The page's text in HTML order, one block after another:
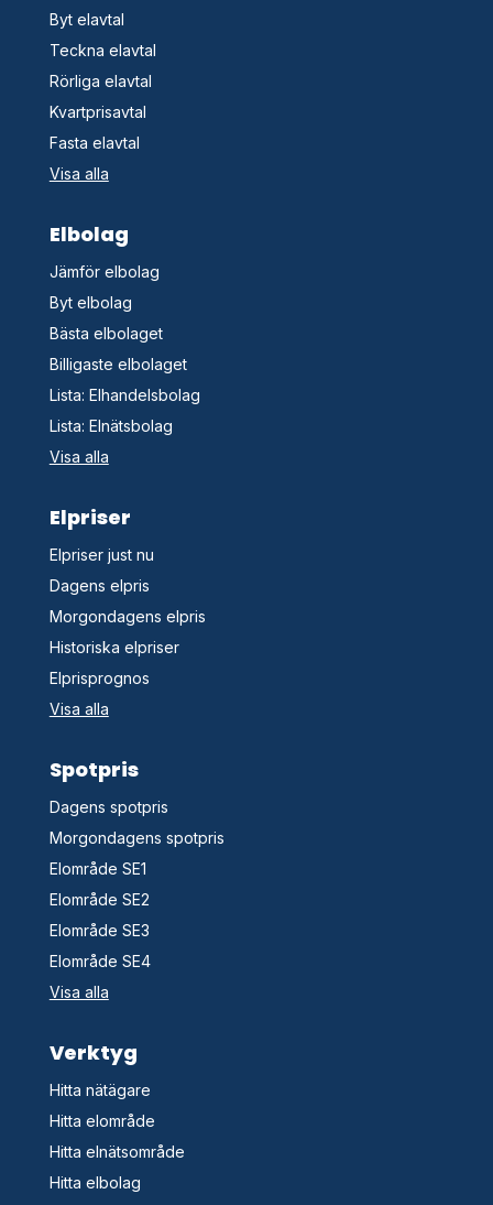
Byt elavtal
Teckna elavtal
Rörliga elavtal
Kvartprisavtal
Fasta elavtal
Visa alla
Elbolag
Jämför elbolag
Byt elbolag
Bästa elbolaget
Billigaste elbolaget
Lista: Elhandelsbolag
Lista: Elnätsbolag
Visa alla
Elpriser
Elpriser just nu
Dagens elpris
Morgondagens elpris
Historiska elpriser
Elprisprognos
Visa alla
Spotpris
Dagens spotpris
Morgondagens spotpris
Elområde SE1
Elområde SE2
Elområde SE3
Elområde SE4
Visa alla
Verktyg
Hitta nätägare
Hitta elområde
Hitta elnätsområde
Hitta elbolag